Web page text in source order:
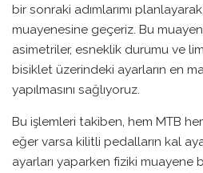
bir sonraki adımlarımı
muayenesine geçeriz. Bu
asimetriler, esneklik durumu ve
bisiklet üzerindeki ayarların en
yapılmasını sağlıyoruz.
Bu işlemleri takiben, hem MTB
eğer varsa kilitli pedalların kal
ayarları yaparken fiziki muayene